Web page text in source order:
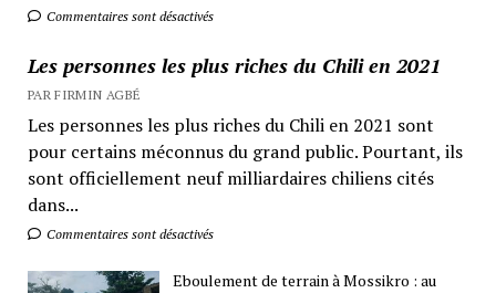
Commentaires sont désactivés
Les personnes les plus riches du Chili en 2021
PAR FIRMIN AGBÉ
Les personnes les plus riches du Chili en 2021 sont
pour certains méconnus du grand public. Pourtant, ils
sont officiellement neuf milliardaires chiliens cités
dans...
Commentaires sont désactivés
Eboulement de terrain à Mossikro : au